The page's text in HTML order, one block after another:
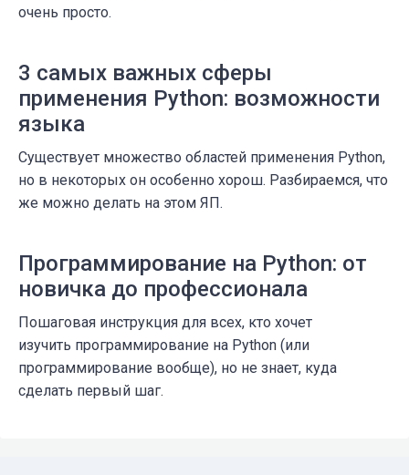
очень просто.
3 самых важных сферы
применения Python: возможности
языка
Существует множество областей применения Python,
но в некоторых он особенно хорош. Разбираемся, что
же можно делать на этом ЯП.
Программирование на Python: от
новичка до профессионала
Пошаговая инструкция для всех, кто хочет
изучить программирование на Python (или
программирование вообще), но не знает, куда
сделать первый шаг.